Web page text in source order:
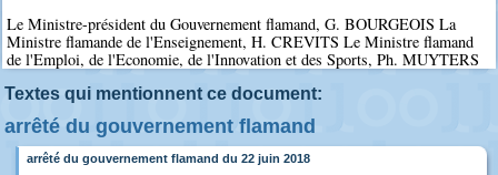
Le Ministre-président du Gouvernement flamand, G. BOURGEOIS La
Ministre flamande de l'Enseignement, H. CREVITS Le Ministre flamand
de l'Emploi, de l'Economie, de l'Innovation et des Sports, Ph. MUYTERS
Textes qui mentionnent ce document:
arrêté du gouvernement flamand
arrêté du gouvernement flamand du 22 juin 2018